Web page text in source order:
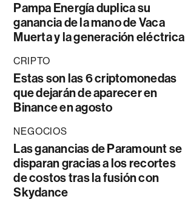
Pampa Energía duplica su
ganancia de la mano de Vaca
Muerta y la generación eléctrica
CRIPTO
Estas son las 6 criptomonedas
que dejarán de aparecer en
Binance en agosto
NEGOCIOS
Las ganancias de Paramount se
disparan gracias a los recortes
de costos tras la fusión con
Skydance